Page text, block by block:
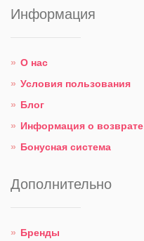
Информация
О нас
Условия пользования
Блог
Информация о возврате
Бонусная система
Дополнительно
Бренды